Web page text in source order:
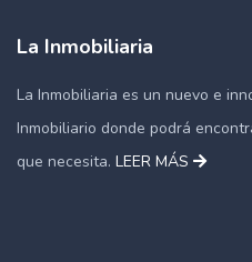
La Inmobiliaria
La Inmobiliaria es un nuevo e
Inmobiliario donde podrá
que necesita. LEER MÁS